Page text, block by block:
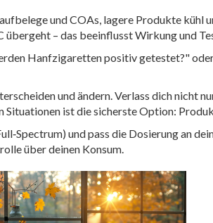
und COAs, lagere Produkte kühl
– das beeinflusst Wirkung und
Hanfzigaretten positiv getestet?"
und ändern. Verlass dich nicht
ist die sicherste Option:
und pass die Dosierung an
über deinen Konsum.